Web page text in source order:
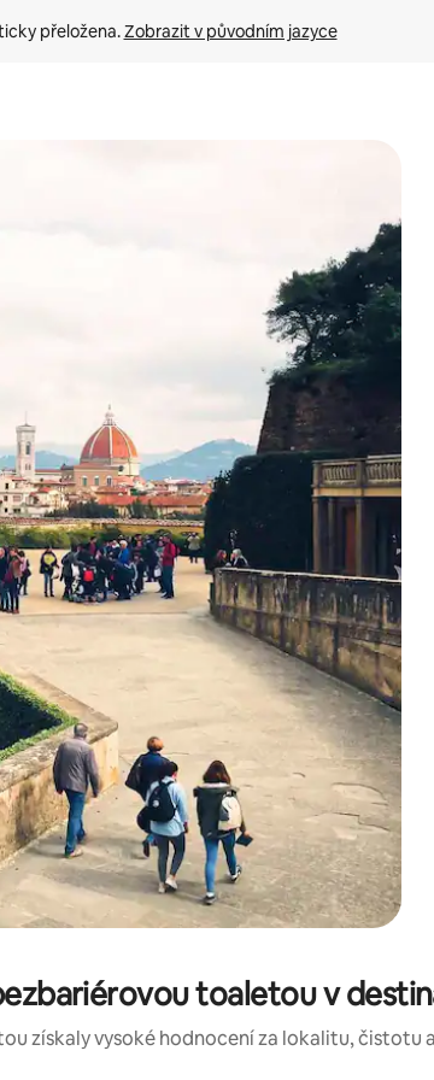
přeložena. Zobrazit v původním jazyce
dotykem nebo přejetím prstem.
toaletou v
získaly vysoké hodnocení za lokalitu, čistotu